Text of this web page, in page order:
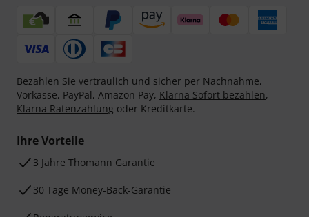
Bezahlen Sie vertraulich und sicher per Nachnahme,
Vorkasse, PayPal, Amazon Pay, Klarna Sofort bezahlen,
Klarna Ratenzahlung oder Kreditkarte.
Ihre Vorteile
3 Jahre Thomann Garantie
30 Tage Money-Back-Garantie